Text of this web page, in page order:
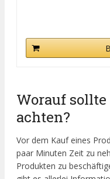
Worauf
achten?
Vor dem Kauf eines
paar Minuten Zeit zu
Produkten zu